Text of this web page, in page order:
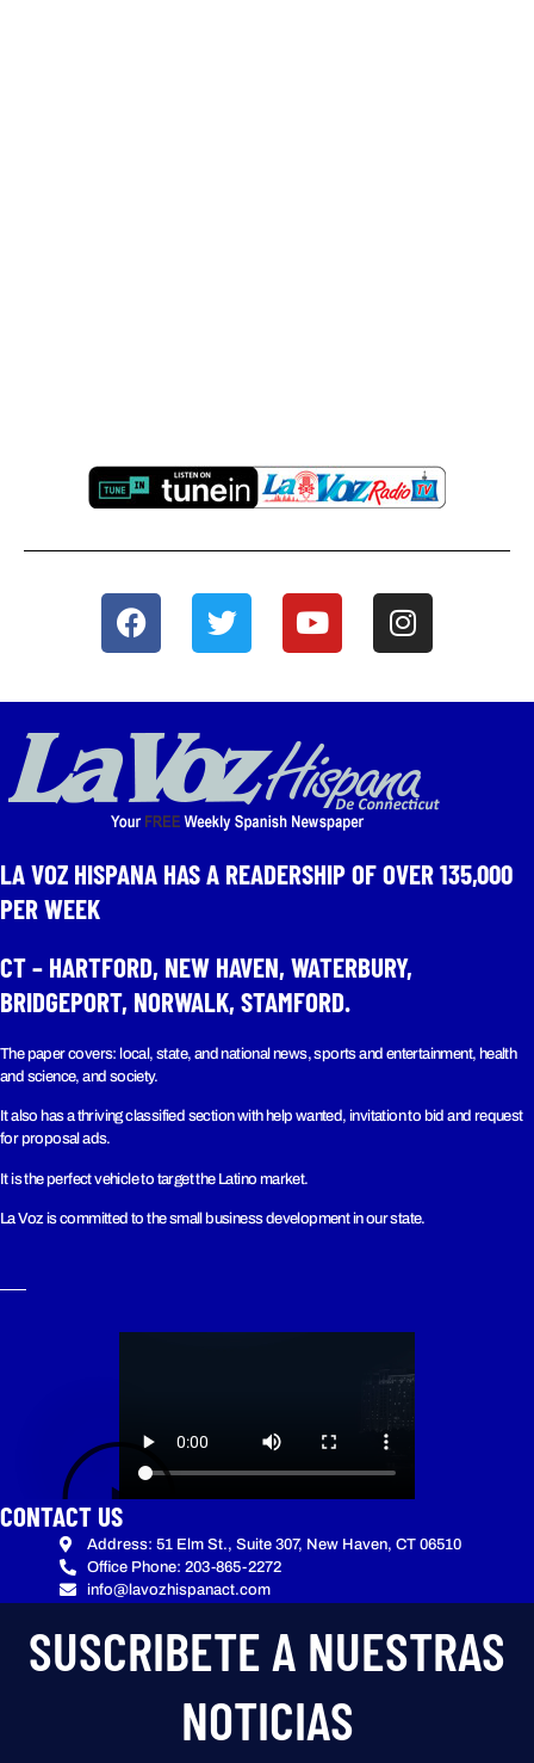
LA VOZ HISPANA HAS A READERSHIP OF OVER 135,000
PER WEEK​
CT – HARTFORD, NEW HAVEN, WATERBURY,
BRIDGEPORT, NORWALK, STAMFORD.
The paper covers: local, state, and national news, sports and entertainment, health
and science, and society.
It also has a thriving classified section with help wanted, invitation to bid and request
for proposal ads.
It is the perfect vehicle to target the Latino market.
La Voz is committed to the small business development in our state.
CONTACT US
Address: 51 Elm St., Suite 307, New Haven, CT 06510
Office Phone: 203-865-2272
info@lavozhispanact.com
SUSCRIBETE A NUESTRAS
NOTICIAS